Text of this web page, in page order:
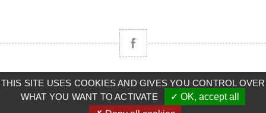
Copyright © 2026 CLAAS BRETAGNE SUD. Tous droits
réservés.
THIS SITE USES COOKIES AND GIVES YOU CONTROL OVER
WHAT YOU WANT TO ACTIVATE
✓ OK, accept all